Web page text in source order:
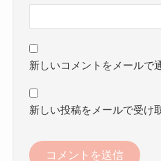
新しいコメントをメールで
新しい投稿をメールで受け